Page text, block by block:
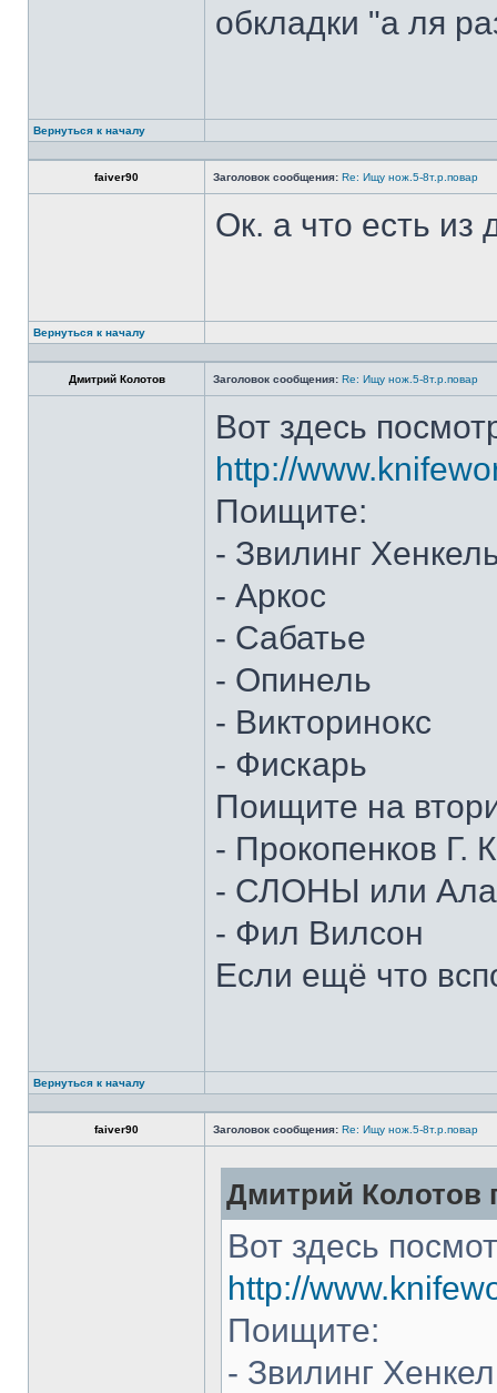
обкладки "а ля
Вернуться к началу
faiver90 Заголовок сообщения: Re: Ищу нож.5-8т.р.повар
Ок. а что есть из
Вернуться к началу
Дмитрий Колотов Заголовок сообщения: Re: Ищу нож.5-8т.р.повар
Вот здесь
http://
Поищите:
- Звилинг
- Аркос
- Сабатье
- Опинель
- Викторинокс
- Фискарь
Поищите на
- Прокопенков Г.
- СЛОНЫ или
- Фил Вилсон
Если ещё что
Вернуться к началу
faiver90 Заголовок сообщения: Re: Ищу нож.5-8т.р.повар
Дмитрий Колотов
Вот здесь
http://
Поищите:
- Звилинг